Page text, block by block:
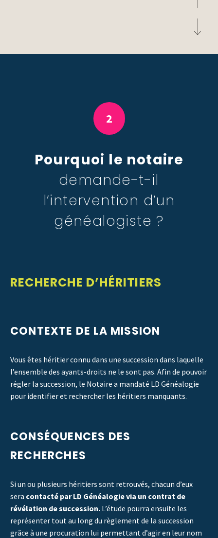
2
Pourquoi le notaire
demande-t-il
l’intervention d’un
généalogiste ?
RECHERCHE D’HÉRITIERS
CONTEXTE DE LA MISSION
Vous êtes héritier connu dans une succession dans laquelle
l’ensemble des ayants-droits ne le sont pas. Afin de pouvoir
régler la succession, le Notaire a mandaté LD Généalogie
pour identifier et rechercher les héritiers manquants.
CONSÉQUENCES DES
RECHERCHES
Si un ou plusieurs héritiers sont retrouvés, chacun d’eux
sera contacté par LD Généalogie via un contrat de
révélation de succession. L’étude pourra ensuite les
représenter tout au long du règlement de la succession
grâce à une procuration lui permettant d’agir en leur nom